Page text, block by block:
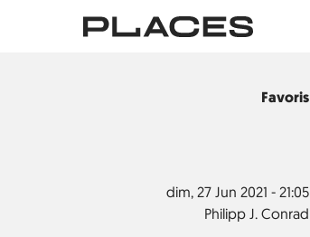
Sujet
Favoris
dim, 27 Jun 2021 - 21:05
Philipp J. Conrad